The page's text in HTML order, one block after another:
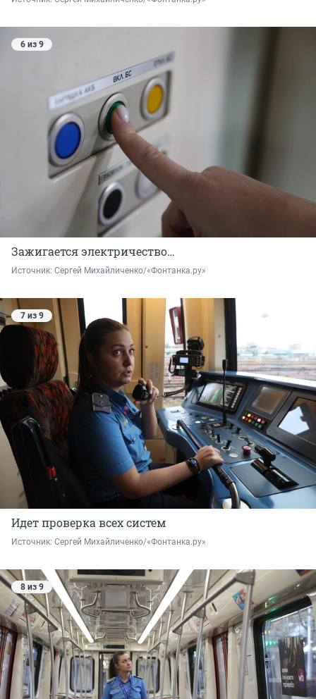
6 из 9
Зажигается электричество…
Источник: Сергей Михайличенко/«Фонтанка.ру»
7 из 9
Идет проверка всех систем
Источник: Сергей Михайличенко/«Фонтанка.ру»
8 из 9